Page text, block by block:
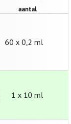
aantal
60 x 0,2 ml
1 x 10 ml